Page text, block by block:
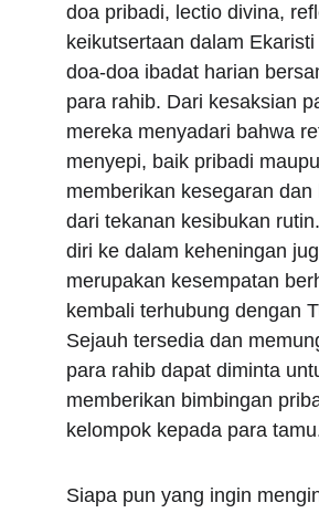
doa pribadi, lectio divina,
keikutsertaan dalam
doa-doa ibadat harian
para rahib. Dari kesaksian
mereka menyadari bahwa
menyepi, baik pribadi
memberikan kesegaran dan
dari tekanan kesibukan
diri ke dalam keheningan
merupakan kesempatan
kembali terhubung dengan
Sejauh tersedia dan
para rahib dapat diminta
memberikan bimbingan
kelompok kepada para
Siapa pun yang ingin